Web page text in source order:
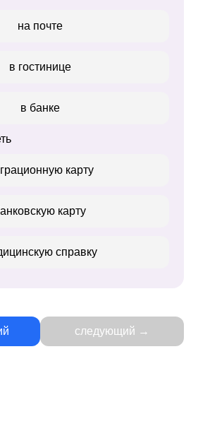
на почте
в гостинице
в банке
карту
карту
справку
следующий →